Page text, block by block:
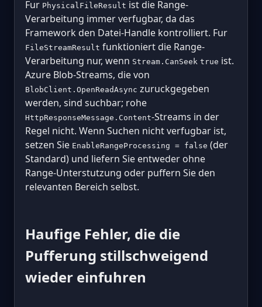
Fur PhysicalFileResult ist die Range-
Verarbeitung immer verfugbar, da das
Framework den Datei-Handle kontrolliert. Fur
FileStreamResult funktioniert die Range-
Verarbeitung nur, wenn Stream.CanSeek true ist.
Azure Blob-Streams, die von
BlobClient.OpenReadAsync zuruckgegeben
werden, sind suchbar; rohe
HttpResponseMessage.Content-Streams in der
Regel nicht. Wenn Suchen nicht verfugbar ist,
setzen Sie EnableRangeProcessing = false (der
Standard) und liefern Sie entweder ohne
Range-Unterstutzung oder puffern Sie den
relevanten Bereich selbst.
Haufige Fehler, die die
Pufferung stillschweigend
wieder einfuhren